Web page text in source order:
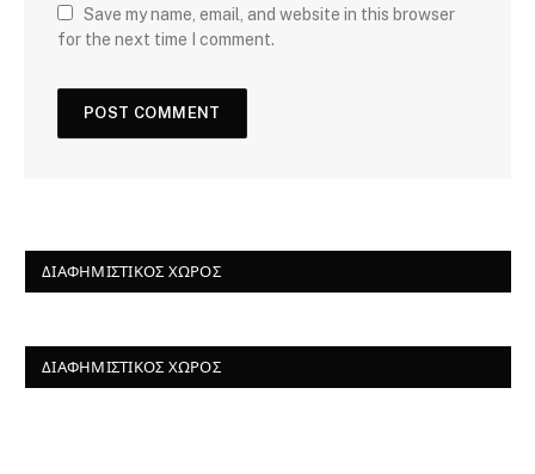
Save my name, email, and website in this browser
for the next time I comment.
ΔΙΑΦΗΜΙΣΤΙΚΌΣ ΧΏΡΟΣ
ΔΙΑΦΗΜΙΣΤΙΚΌΣ ΧΏΡΟΣ